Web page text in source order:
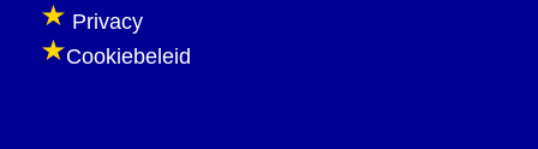
Privacy
Cookiebeleid